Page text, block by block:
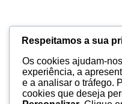
Respeitamos a sua
Os cookies ajudam-
experiência, a
e a analisar o tráfego.
cookies que deseja